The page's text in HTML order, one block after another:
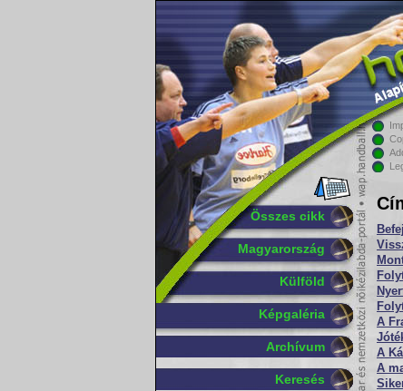
Összes cikk
Magyarország
Külföld
Képgaléria
Archívum
Keresés
A
A
A